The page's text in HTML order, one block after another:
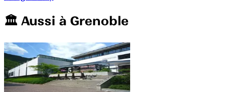
🏛️️ Aussi à Grenoble